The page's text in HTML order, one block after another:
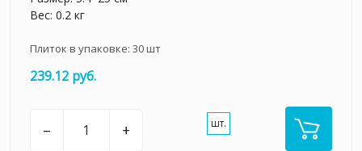
Вес: 0.2 кг
Плиток в упаковке: 30шт
239.12 руб.
– + шт.